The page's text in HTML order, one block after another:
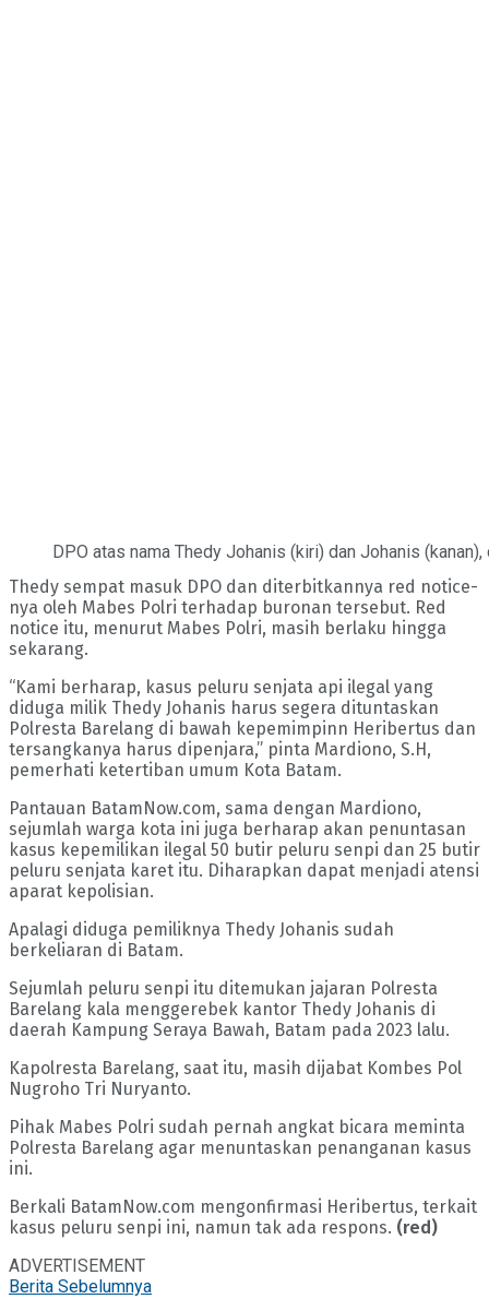
DPO atas nama Thedy Johanis (kiri) dan Johanis
Thedy sempat masuk DPO dan diterbitkannya red notice-
nya oleh Mabes Polri terhadap buronan tersebut. Red
notice itu, menurut Mabes Polri, masih berlaku hingga
sekarang.
“Kami berharap, kasus peluru senjata api ilegal yang
diduga milik Thedy Johanis harus segera dituntaskan
Polresta Barelang di bawah kepemimpinn Heribertus dan
tersangkanya harus dipenjara,” pinta Mardiono, S.H,
pemerhati ketertiban umum Kota Batam.
Pantauan BatamNow.com, sama dengan Mardiono,
sejumlah warga kota ini juga berharap akan penuntasan
kasus kepemilikan ilegal 50 butir peluru senpi dan 25 butir
peluru senjata karet itu. Diharapkan dapat menjadi atensi
aparat kepolisian.
Apalagi diduga pemiliknya Thedy Johanis sudah
berkeliaran di Batam.
Sejumlah peluru senpi itu ditemukan jajaran Polresta
Barelang kala menggerebek kantor Thedy Johanis di
daerah Kampung Seraya Bawah, Batam pada 2023 lalu.
Kapolresta Barelang, saat itu, masih dijabat Kombes Pol
Nugroho Tri Nuryanto.
Pihak Mabes Polri sudah pernah angkat bicara meminta
Polresta Barelang agar menuntaskan penanganan kasus
ini.
Berkali BatamNow.com mengonfirmasi Heribertus, terkait
kasus peluru senpi ini, namun tak ada respons. (red)
ADVERTISEMENT
Berita Sebelumnya